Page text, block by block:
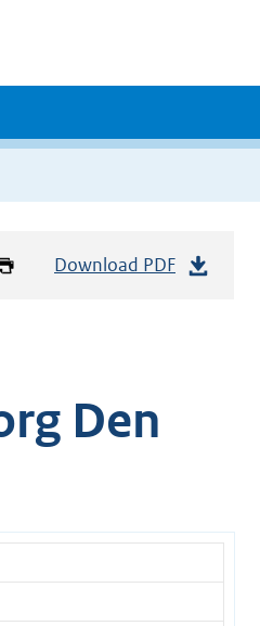
Download PDF
Den